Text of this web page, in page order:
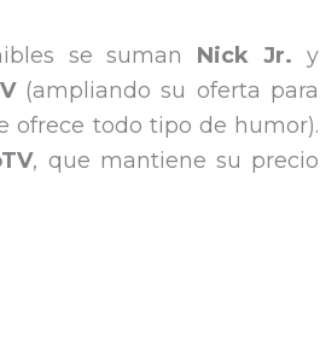
se suman Nick Jr. y
(ampliando su oferta para
ofrece todo tipo de humor).
, que mantiene su precio